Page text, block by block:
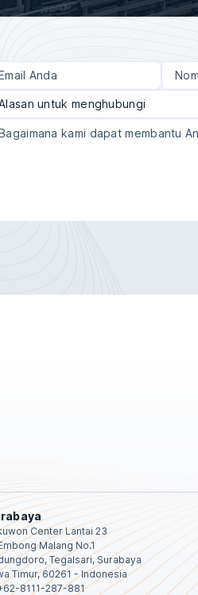
Center Lantai 23
Malang No.1
Tegalsari, Surabaya
Timur, 60261 - Indonesia
8111-287-881